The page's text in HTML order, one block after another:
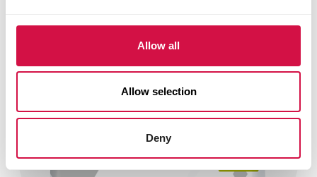
Allow all
Allow selection
Deny